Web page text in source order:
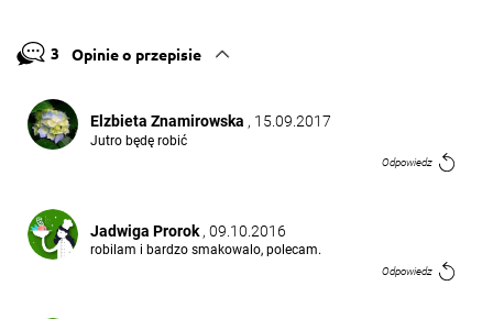
3 Opinie o przepisie
Elzbieta Znamirowska , 15.09.2017
Jutro będę robić
Odpowiedz
Jadwiga Prorok , 09.10.2016
robilam i bardzo smakowalo, polecam.
Odpowiedz